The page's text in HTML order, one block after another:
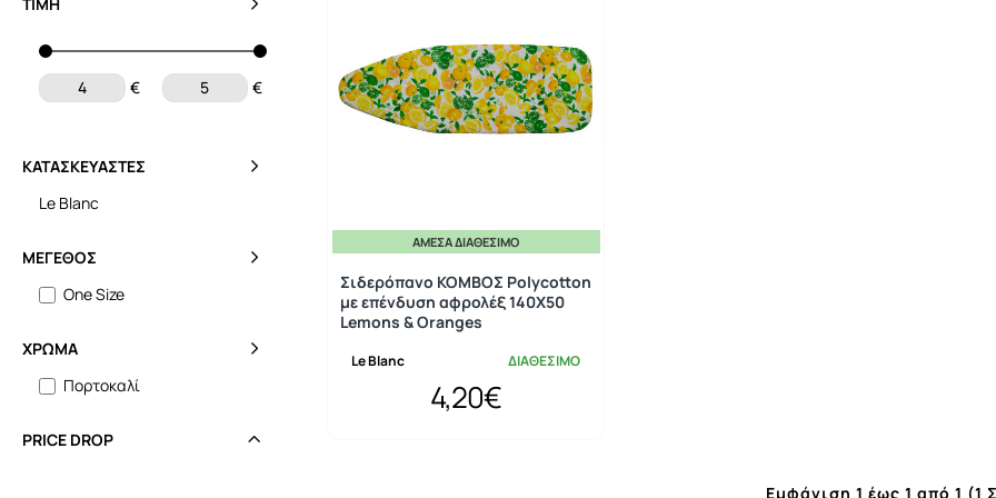
€ €
ΚΑΤΑΣΚΕΥΑΣΤΈΣ
Le Blanc
ΜΈΓΕΘΟΣ
One Size
ΧΡΏΜΑ
Πορτοκαλί
PRICE DROP
ΆΜΕΣΑ ΔΙΑΘΈΣΙΜΟ
Le Blanc ΔΙΑΘΕΣΙΜΟ
Σιδερόπανο ΚΟΜΒΟΣ Polycotton
με επένδυση αφρολέξ 140Χ50
Lemons & Oranges
4,20€
Εμφάνιση 1 έως 1 από 1 (1